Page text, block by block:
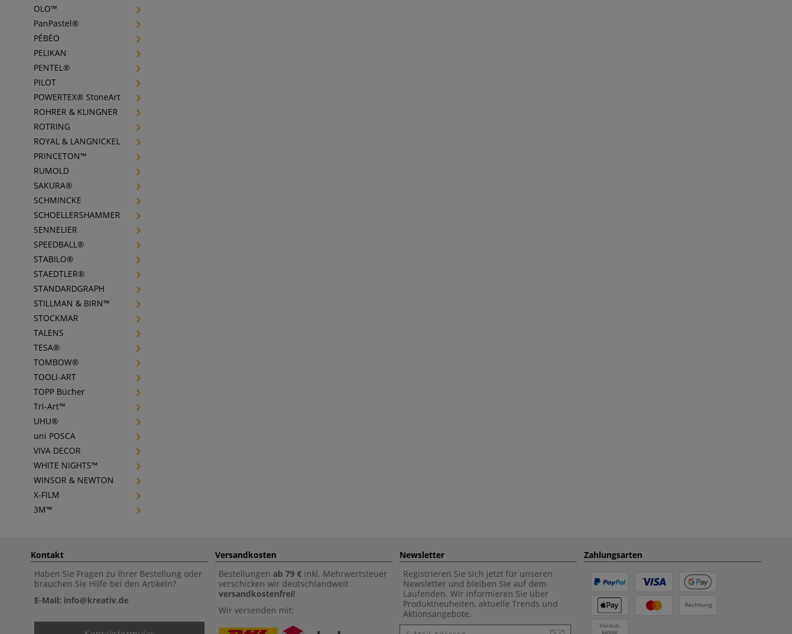
OLO™
PanPastel®
PÉBÉO
PELIKAN
PENTEL®
PILOT
POWERTEX® StoneArt
ROHRER & KLINGNER
ROTRING
ROYAL & LANGNICKEL
PRINCETON™
RUMOLD
SAKURA®
SCHMINCKE
SCHOELLERSHAMMER
SENNELIER
SPEEDBALL®
STABILO®
STAEDTLER®
STANDARDGRAPH
STILLMAN & BIRN™
STOCKMAR
TALENS
TESA®
TOMBOW®
TOOLI-ART
TOPP Bücher
Tri-Art™
UHU®
uni POSCA
VIVA DECOR
WHITE NIGHTS™
WINSOR & NEWTON
X-FILM
3M™
Kontakt
Haben Sie Fragen zu Ihrer Bestellung oder
brauchen Sie Hilfe bei den Artikeln?
E-Mail: info@kreativ.de
Versandkosten
Bestellungen ab 79 € inkl. Mehrwertsteuer
verschicken wir deutschlandweit
versandkostenfrei!
Wir versenden mit:
Newsletter
Registrieren Sie sich jetzt für unseren
Newsletter und bleiben Sie auf dem
Laufenden. Wir informieren Sie über
Produktneuheiten, aktuelle Trends und
Aktionsangebote.
Newsletter
Zahlungsarten
Rechnung
Voraus-
kasse